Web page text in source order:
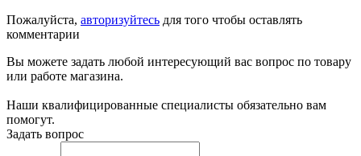
Пожалуйста, авторизуйтесь для того чтобы оставлять
комментарии
Вы можете задать любой интересующий вас вопрос по товару
или работе магазина.
Наши квалифицированные специалисты обязательно вам
помогут.
Задать вопрос